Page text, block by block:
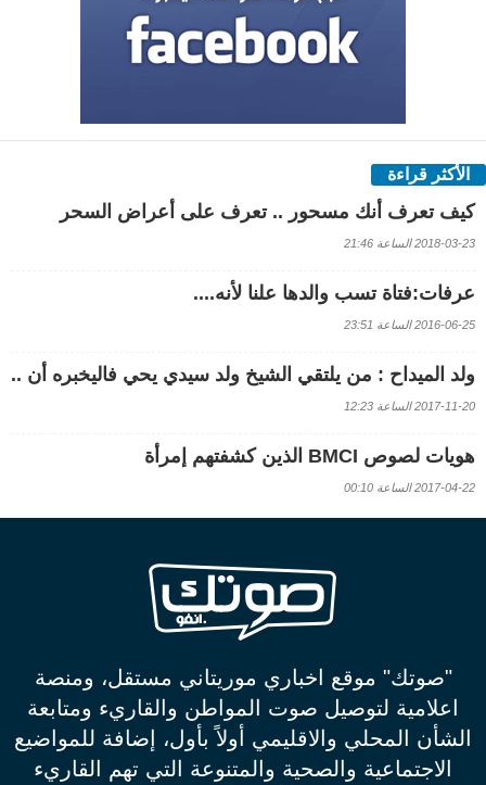
الأكثر قراءة
كيف تعرف أنك مسحور .. تعرف على أعراض السحر
2018-03-23 الساعة 21:46
عرفات:فتاة تسب والدها علنا لأنه....
2016-06-25 الساعة 23:51
ولد الميداح : من يلتقي الشيخ ولد سيدي يحي فاليخبره أن ..
2017-11-20 الساعة 12:23
هويات لصوص BMCI الذين كشفتهم إمرأة
2017-04-22 الساعة 00:10
"صوتك" موقع اخباري موريتاني مستقل، ومنصة
اعلامية لتوصيل صوت المواطن والقاريء ومتابعة
الشأن المحلي والاقليمي أولاً بأول، إضافة للمواضيع
الاجتماعية والصحية والمتنوعة التي تهم القاريء